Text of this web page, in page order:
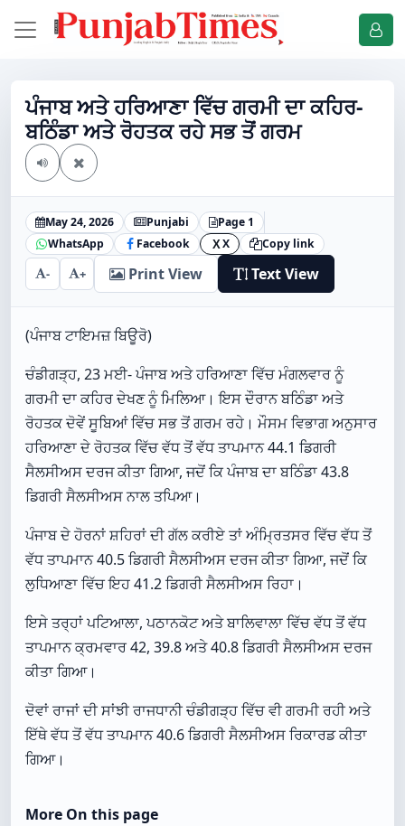
ਪੰਜਾਬ ਅਤੇ ਹਰਿਆਣਾ ਵਿੱਚ ਗਰਮੀ ਦਾ ਕਹਿਰ-
ਬਠਿੰਡਾ ਅਤੇ ਰੋਹਤਕ ਰਹੇ ਸਭ ਤੋਂ ਗਰਮ
May 24, 2026 Punjabi
Page 1
WhatsApp
Facebook X X Copy link
- + Print View Text View
(ਪੰਜਾਬ ਟਾਇਮਜ਼ ਬਿਊਰੋ)
ਚੰਡੀਗੜ੍ਹ, 23 ਮਈ- ਪੰਜਾਬ ਅਤੇ ਹਰਿਆਣਾ ਵਿੱਚ ਮੰਗਲਵਾਰ ਨੂੰ
ਗਰਮੀ ਦਾ ਕਹਿਰ ਦੇਖਣ ਨੂੰ ਮਿਲਿਆ। ਇਸ ਦੌਰਾਨ ਬਠਿੰਡਾ ਅਤੇ
ਰੋਹਤਕ ਦੋਵੇਂ ਸੂਬਿਆਂ ਵਿੱਚ ਸਭ ਤੋਂ ਗਰਮ ਰਹੇ। ਮੌਸਮ ਵਿਭਾਗ ਅਨੁਸਾਰ
ਹਰਿਆਣਾ ਦੇ ਰੋਹਤਕ ਵਿੱਚ ਵੱਧ ਤੋਂ ਵੱਧ ਤਾਪਮਾਨ 44.1 ਡਿਗਰੀ
ਸੈਲਸੀਅਸ ਦਰਜ ਕੀਤਾ ਗਿਆ, ਜਦੋਂ ਕਿ ਪੰਜਾਬ ਦਾ ਬਠਿੰਡਾ 43.8
ਡਿਗਰੀ ਸੈਲਸੀਅਸ ਨਾਲ ਤਪਿਆ।
ਪੰਜਾਬ ਦੇ ਹੋਰਨਾਂ ਸ਼ਹਿਰਾਂ ਦੀ ਗੱਲ ਕਰੀਏ ਤਾਂ ਅੰਮ੍ਰਿਤਸਰ ਵਿੱਚ ਵੱਧ ਤੋਂ
ਵੱਧ ਤਾਪਮਾਨ 40.5 ਡਿਗਰੀ ਸੈਲਸੀਅਸ ਦਰਜ ਕੀਤਾ ਗਿਆ, ਜਦੋਂ ਕਿ
ਲੁਧਿਆਣਾ ਵਿੱਚ ਇਹ 41.2 ਡਿਗਰੀ ਸੈਲਸੀਅਸ ਰਿਹਾ।
ਇਸੇ ਤਰ੍ਹਾਂ ਪਟਿਆਲਾ, ਪਠਾਨਕੋਟ ਅਤੇ ਬਾਲਿਵਾਲਾ ਵਿੱਚ ਵੱਧ ਤੋਂ ਵੱਧ
ਤਾਪਮਾਨ ਕ੍ਰਮਵਾਰ 42, 39.8 ਅਤੇ 40.8 ਡਿਗਰੀ ਸੈਲਸੀਅਸ ਦਰਜ
ਕੀਤਾ ਗਿਆ।
ਦੋਵਾਂ ਰਾਜਾਂ ਦੀ ਸਾਂਝੀ ਰਾਜਧਾਨੀ ਚੰਡੀਗੜ੍ਹ ਵਿੱਚ ਵੀ ਗਰਮੀ ਰਹੀ ਅਤੇ
ਇੱਥੇ ਵੱਧ ਤੋਂ ਵੱਧ ਤਾਪਮਾਨ 40.6 ਡਿਗਰੀ ਸੈਲਸੀਅਸ ਰਿਕਾਰਡ ਕੀਤਾ
ਗਿਆ।
More On this page